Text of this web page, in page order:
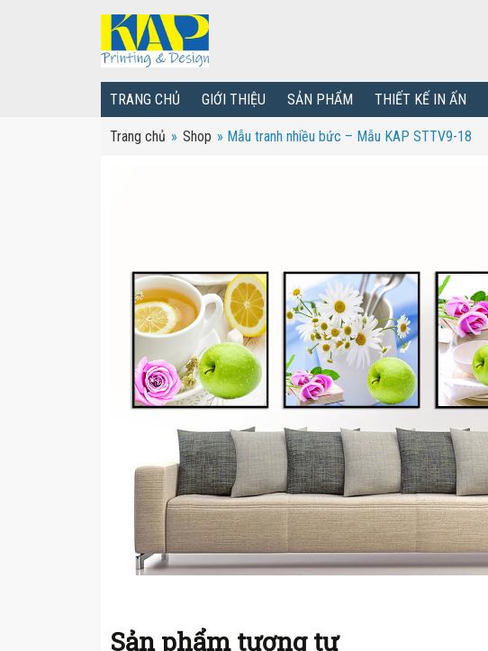
TRANG CHỦ GIỚI THIỆU SẢN PHẨM THIẾT KẾ IN ẤN
Trang chủ » Shop » Mẫu tranh nhiều bức – Mẫu KAP STTV9-18
Sản phẩm tương tự